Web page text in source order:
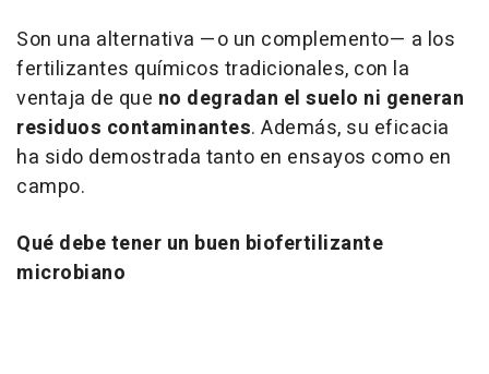
Son una alternativa —o un complemento— a los
fertilizantes químicos tradicionales, con la
ventaja de que no degradan el suelo ni generan
residuos contaminantes. Además, su eficacia
ha sido demostrada tanto en ensayos como en
campo.
Qué debe tener un buen biofertilizante
microbiano